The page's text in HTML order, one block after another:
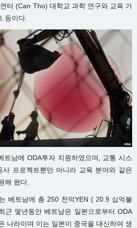
터 (Can Tho) 대학교 과학 연구와 교육 가
등이다.
남에 ODA투자 지원하였으며, 교통 시스
프로젝트뿐만 아니라 교육 분야와 같은
해 왔다.
베트남에 총 250 천억YEN ( 20.9 십억불
근 몇년동안 베트남은 일본으로부터 ODA
나라이며 이는 일본이 중국을 대신하여 생